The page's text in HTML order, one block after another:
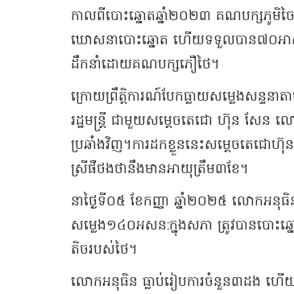
កាលពីបោះឆ្នោតឆ្នាំ២០២៣ គណបក្សភូមិចៃថ
ឃោសនាបោះឆ្នោត ហើយទទួលបាន​៧០អា
ដឹកនាំដោយគណបក្សភឿថៃ។
ក្រោយព្រឹត្តិការណ៍បែកធ្លាយសម្លេងសន្ទន
រដ្ឋមន្រ្តី ជាមួយសម្តេចតេជោ ហ៊ុន សែន ល
ប្រឆាំងវិញ។ការដកខ្លួននេះសម្តេចតេជោ
ស្រីផឺថងថានឹងមានអាយុត្រឹម៣ខែ។
នាថ្ងៃទី០៥ ខែកញ្ញា ឆ្នាំ២០២៥ លោកអនុ
សម្លេង១៤០អសន:ក្នុងសភា ត្រូវបានបោះឆ្ន
តិចរបស់ថៃ។
លោកអនុធិន ធ្លាប់រៀបការចំនួន៣ដង ហើ